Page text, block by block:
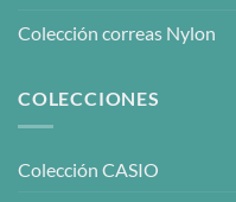
Colección correas Nylon
COLECCIONES
Colección CASIO